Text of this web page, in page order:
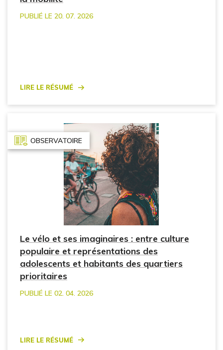
PUBLIÉ LE 20. 07. 2026
Lire le résumé
OBSERVATOIRE
Le vélo et ses imaginaires : entre culture
populaire et représentations des
adolescents et habitants des quartiers
prioritaires
PUBLIÉ LE 02. 04. 2026
Lire le résumé